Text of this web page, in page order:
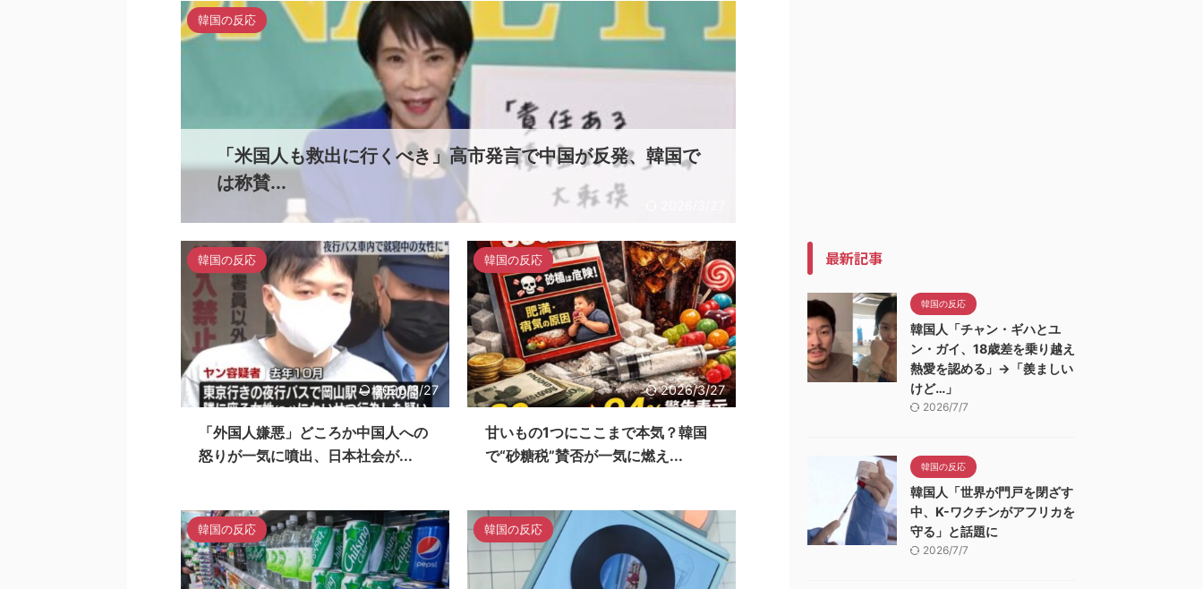
韓国の反応
「米国人も救出に行くべき」高市発言で中国が反発、韓国で
は称賛...
2026/3/27
韓国の反応
「外国人嫌悪」どころか中国人への
怒りが一気に噴出、日本社会が...
2026/3/27
韓国の反応
甘いもの1つにここまで本気？韓国
で“砂糖税”賛否が一気に燃え...
韓国の反応 韓国の反応
最新記事
韓国の反応
韓国人「チャン・ギハとユ
ン・ガイ、18歳差を乗り越え
熱愛を認める」→「羨ましい
けど…」
2026/7/7
韓国の反応
韓国人「世界が門戸を閉ざす
中、K-ワクチンがアフリカを
守る」と話題に
2026/7/7